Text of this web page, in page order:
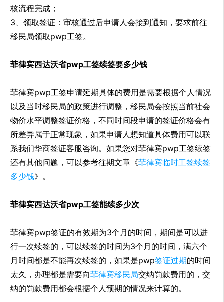
核流程完成；
3、领取签证：审核通过后申请人会接到通知，要求前往
移民局领取pwp工签。
菲律宾西达沃省pwp工签续签要多少钱
菲律宾pwp工签申请延期具体的费用是需要根据个人情况
以及当时移民局的政策进行调整，移民局会按照当前社会
物价水平调整签证价格，不同时间段申请的签证价格会有
所差异属于正常现象，如果申请人想知道具体费用可以联
系我们华商签证客服咨询。如果您对菲律宾pwp工签续签
还有其他问题，可以参考往期文章《菲律宾临时工签续签
多少钱》。
菲律宾西达沃省pwp工签能续多少次
菲律宾pwp签证的有效期为3个月的时间，期间是可以进
行一次续签的，可以续签的时间为3个月的时间，满六个
月时间都是不能再次续签的，如果是pwp签证过期的时间
太久，办理都是需要向菲律宾移民局交纳罚款费用的，交
纳的罚款费用都会根据个人预期的情况来计算的。